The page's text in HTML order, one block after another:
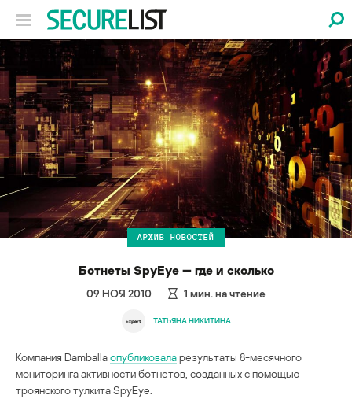
АРХИВ НОВОСТЕЙ
Ботнеты SpyEye — где и сколько
09 НОЯ 2010 1 мин. на чтение
ТАТЬЯНА НИКИТИНА
Компания Damballaопубликоваларезультаты 8-месячного
мониторинга активности ботнетов, созданных с помощью
троянского тулкита SpyEye.